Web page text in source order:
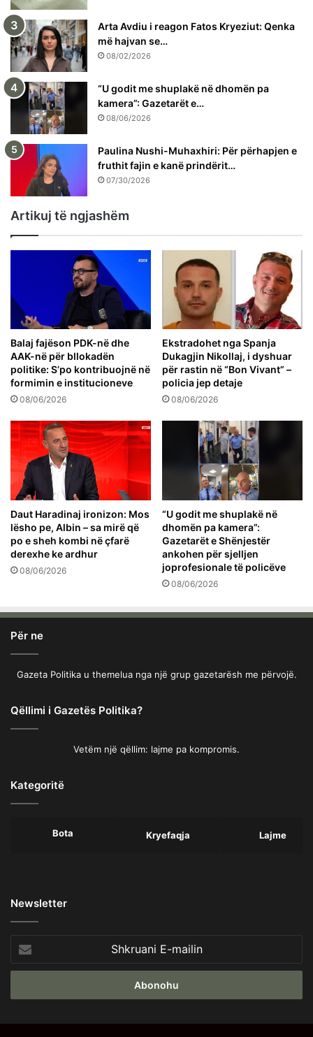
Arta Avdiu i reagon Fatos Kryeziut: Qenka
më hajvan se…
08/02/2026
“U godit me shuplakë në dhomën pa
kamera”: Gazetarët e…
08/06/2026
Paulina Nushi-Muhaxhiri: Për përhapjen e
fruthit fajin e kanë prindërit…
07/30/2026
Artikuj të ngjashëm
Balaj fajëson PDK-në dhe
AAK-në për bllokadën
politike: S’po kontribuojnë në
formimin e institucioneve
08/06/2026
Ekstradohet nga Spanja
Dukagjin Nikollaj, i dyshuar
për rastin në “Bon Vivant” –
policia jep detaje
08/06/2026
Daut Haradinaj ironizon: Mos
lësho pe, Albin – sa mirë që
po e sheh kombi në çfarë
derexhe ke ardhur
08/06/2026
“U godit me shuplakë në
dhomën pa kamera”:
Gazetarët e Shënjestër
ankohen për sjelljen
joprofesionale të policëve
08/06/2026
Për ne
Gazeta Politika u themelua nga një grup gazetarësh me përvojë.
Qëllimi i Gazetës Politika?
Vetëm një qëllim: lajme pa kompromis.
Kategoritë
Bota Kryefaqja Lajme
Newsletter
E-
mailin